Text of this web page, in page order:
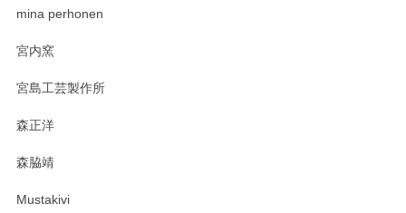
おかけしました。 ありがとうございます。
mina perhonen
宮内窯
宮島工芸製作所
森正洋
森脇靖
Mustakivi